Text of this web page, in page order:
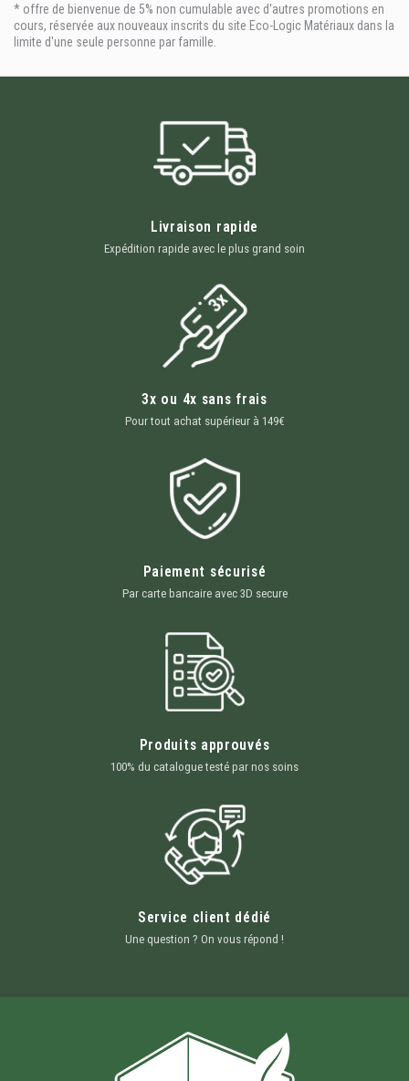
* offre de bienvenue de 5% non cumulable avec d'autres promotions en
cours, réservée aux nouveaux inscrits du site Eco-Logic Matériaux dans la
limite d'une seule personne par famille.
Livraison rapide
Expédition rapide avec le plus grand soin
3x ou 4x sans frais
Pour tout achat supérieur à 149€
Paiement sécurisé
Par carte bancaire avec 3D secure
Produits approuvés
100% du catalogue testé par nos soins
Service client dédié
Une question ? On vous répond !